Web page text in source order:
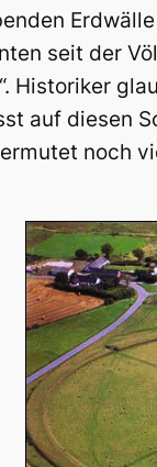
seit der
Historiker
auf diesen
noch